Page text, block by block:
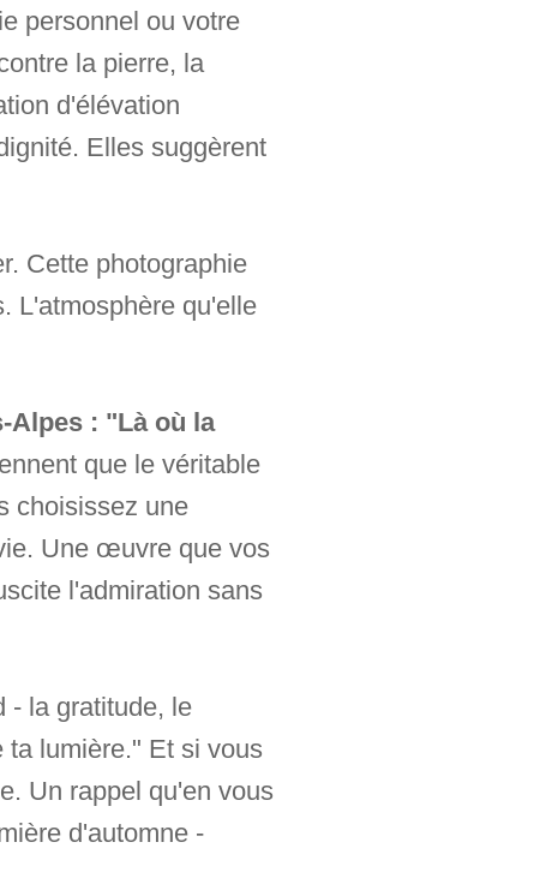
personnel ou votre
la pierre, la
d'élévation
Elles suggèrent
Cette photographie
L'atmosphère qu'elle
Alpes : "Là où la
que le véritable
choisissez une
Une œuvre que vos
l'admiration sans
- la gratitude, le
ta lumière." Et si vous
Un rappel qu'en vous
d'automne -